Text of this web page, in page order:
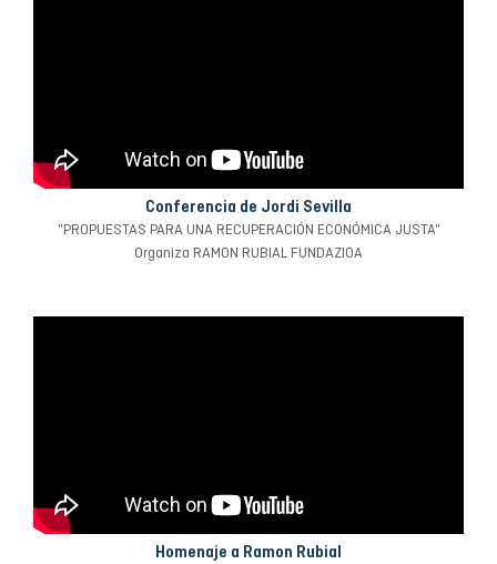
Conferencia de Jordi Sevilla
"PROPUESTAS PARA UNA RECUPERACIÓN ECONÓMICA JUSTA"
Organiza RAMON RUBIAL FUNDAZIOA
Homenaje a Ramon Rubial